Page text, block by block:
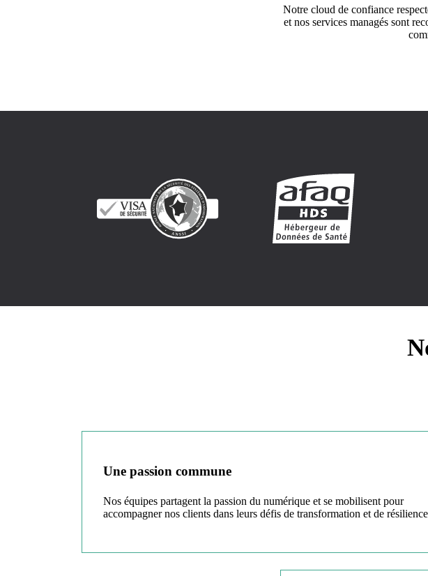
Notre cloud de confiance
et nos services managés sont
Une passion commune
Nos équipes partagent la passion du numérique et se mobilisent pour
accompagner nos clients dans leurs défis de transformation et de